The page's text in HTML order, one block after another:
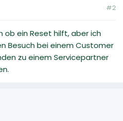
#2
ob ein Reset hilft, aber ich
Besuch bei einem Customer
zu einem Servicepartner